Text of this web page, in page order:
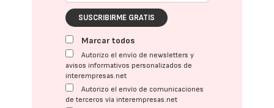
SUSCRIBIRME GRATIS
Marcar todos
Autorizo el envío de newsletters y
avisos informativos personalizados de
interempresas.net
Autorizo el envío de comunicaciones
de terceros vía interempresas.net